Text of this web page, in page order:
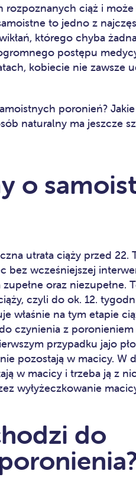
rozpoznanych ciąż i
to jedno z
którego chyba
postępu
kobiecie nie zawsze
poronień?
naturalny ma jeszcze
o
utrata ciąży przed
bez wcześniejszej
oraz niezupełne.
czyli do ok. 12.
właśnie na tym etapie
czynienia z poronieniem
przypadku jajo
pozostają w macicy. W
w macicy i trzeba ją z
wyłyżeczkowanie
do